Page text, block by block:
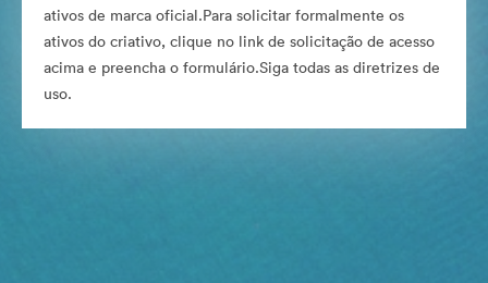
ativos de marca oficial.Para solicitar formalmente os
ativos do criativo, clique no link de solicitação de acesso
acima e preencha o formulário.Siga todas as diretrizes de
uso.